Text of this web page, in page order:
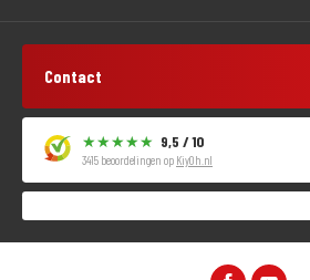
Contact
9,5 / 10
3415 beoordelingen op KiyOh.nl